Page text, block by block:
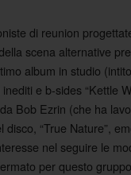
di reunion
scena alternative
album in studio
e b-sides “Kettle
Bob Ezrin (che ha
“True Nature”,
nel seguire le
per questo